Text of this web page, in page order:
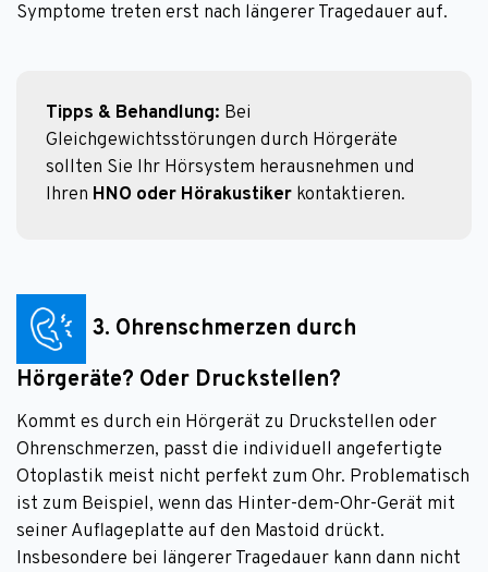
Symptome treten erst nach längerer Tragedauer auf.
Tipps & Behandlung: Bei
Gleichgewichtsstörungen durch Hörgeräte
sollten Sie Ihr Hörsystem herausnehmen und
Ihren HNO oder Hörakustiker kontaktieren.
3. Ohrenschmerzen durch
Hörgeräte? Oder Druckstellen?
Kommt es durch ein Hörgerät zu Druckstellen oder
Ohrenschmerzen, passt die individuell angefertigte
Otoplastik meist nicht perfekt zum Ohr. Problematisch
ist zum Beispiel, wenn das Hinter-dem-Ohr-Gerät mit
seiner Auflageplatte auf den Mastoid drückt.
Insbesondere bei längerer Tragedauer kann dann nicht